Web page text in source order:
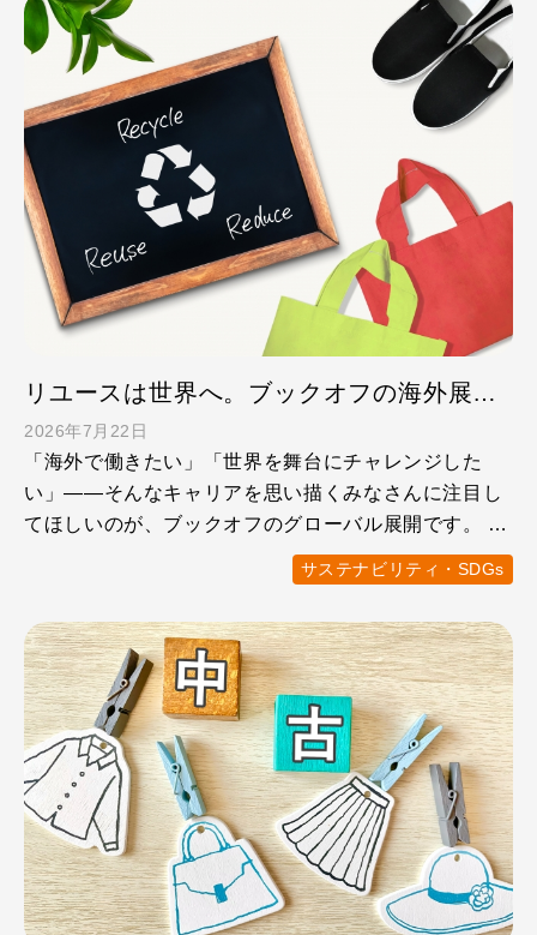
リユースは世界へ。ブックオフの海外展開のこれから
2026年7月22日
「海外で働きたい」「世界を舞台にチャレンジした
い」——そんなキャリアを思い描くみなさんに注目し
てほしいのが、ブックオフのグローバル展開です。 世
サステナビリティ・SDGs